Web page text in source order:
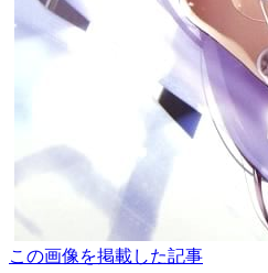
この画像を掲載した記事